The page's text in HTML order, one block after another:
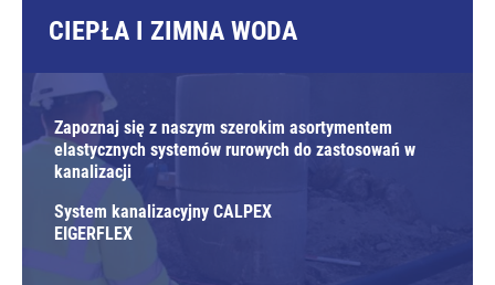
CIEPŁA I ZIMNA WODA
Zapoznaj się z naszym szerokim asortymentem
elastycznych systemów rurowych do zastosowań w
kanalizacji
System kanalizacyjny CALPEX
EIGERFLEX